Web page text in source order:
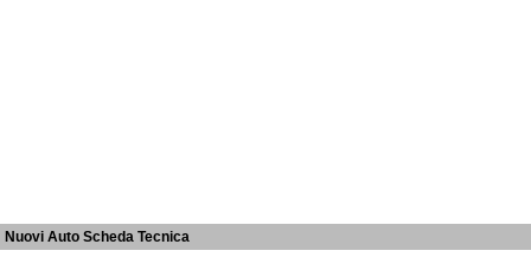
Nuovi Auto Scheda Tecnica